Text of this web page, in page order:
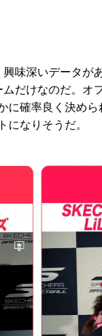
味深いデータが
だけなのだ。オ
に確率良く決め
になりそうだ。